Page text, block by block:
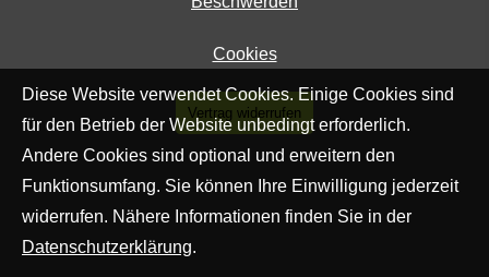
Cookies
Vertrag widerrufen
Diese Website verwendet Cookies. Einige Cookies sind
für den Betrieb der Website unbedingt erforderlich.
Andere Cookies sind optional und erweitern den
Funktionsumfang. Sie können Ihre Einwilligung jederzeit
widerrufen. Nähere Informationen finden Sie in der
Datenschutzerklärung.